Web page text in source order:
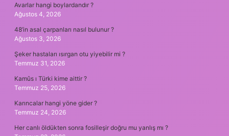
Avarlar hangi boylardandır ?
Ağustos 4, 2026
48’in asal çarpanları nasıl bulunur ?
Ağustos 3, 2026
Şeker hastaları ısırgan otu yiyebilir mi ?
Temmuz 31, 2026
Kamûs ı Türki kime aittir ?
Temmuz 25, 2026
Karıncalar hangi yöne gider ?
Temmuz 24, 2026
Her canlı öldükten sonra fosilleşir doğru mu yanlış mı ?